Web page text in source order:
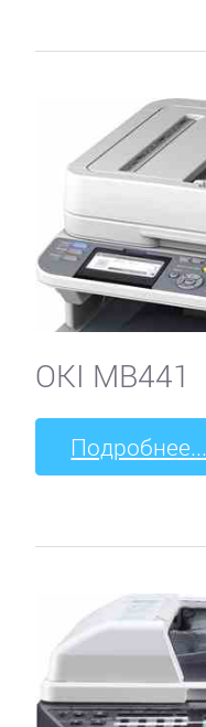
OKI MB441
Подробнее...